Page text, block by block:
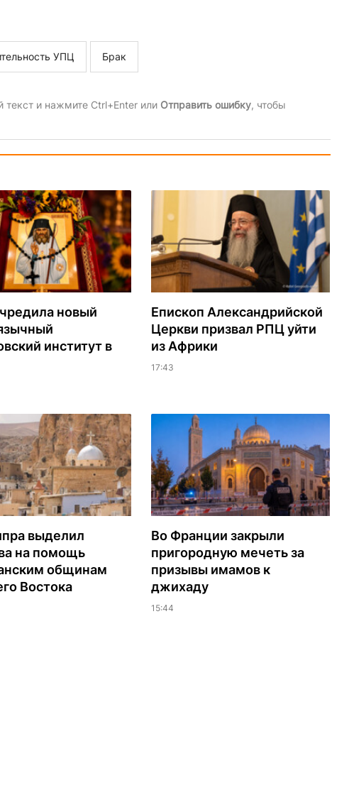
УПЦ Брак
и нажмите Ctrl+Enter или Отправить ошибку, чтобы
новый
институт в
Епископ Александрийской
Церкви призвал РПЦ уйти
из Африки
17:43
выделил
на помощь
общинам
Востока
Во Франции закрыли
пригородную мечеть за
призывы имамов к
джихаду
15:44